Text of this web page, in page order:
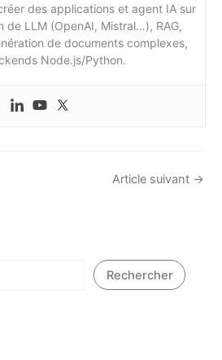
des applications et agent IA sur
de LLM (OpenAI, Mistral…), RAG,
de documents complexes,
Node.js/Python.
Article suivant →
Rechercher